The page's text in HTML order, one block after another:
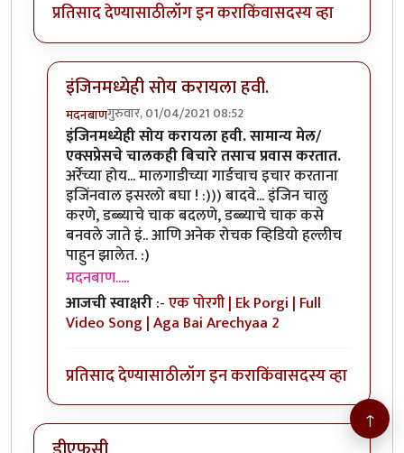
प्रतिसाद देण्यासाठीलॉग इन कराकिंवासदस्य व्हा
इंजिनमध्येही सोय करायला हवी.
मदनबाणगुरुवार, 01/04/2021 08:52
In reply toम बाbyहेमंतकुमार
इंजिनमध्येही सोय करायला हवी. सामान्य मेल/
एक्सप्रेसचे चालकही बिचारे तसाच प्रवास करतात.
अर्रेच्या होय... मालगाडीच्या गार्डचाच इचार करताना
इजिंनवाल इसरलो बघा ! :))) बादवे... इंजिन चालु
करणे, डब्ब्याचे चाक बदलणे, डब्ब्याचे चाक कसे
बनवले जाते इं.. आणि अनेक रोचक व्हिडियो हल्लीच
पाहुन झालेत. :)
मदनबाण.....
आजची स्वाक्षरी:-एक पोरगी | Ek Porgi | Full
Video Song | Aga Bai Arechyaa 2
प्रतिसाद देण्यासाठीलॉग इन कराकिंवासदस्य व्हा
↑